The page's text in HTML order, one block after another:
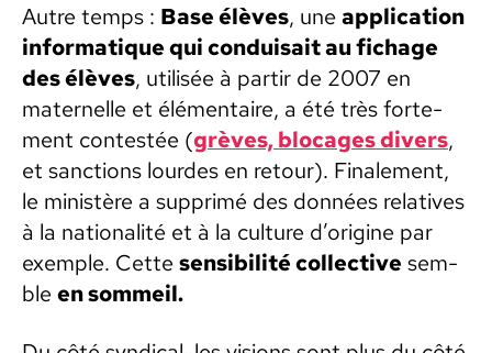
Autre temps : Base élèves, une appli­ca­tion
infor­ma­tique qui con­dui­sait au fichage
des élèves, util­isée à par­tir de 2007 en
mater­nelle et élé­men­taire, a été très forte­
ment con­testée (grèves, blocages divers,
et sanc­tions lour­des en retour). Finale­ment,
le min­istère a sup­primé des don­nées rel­a­tives
à la nation­al­ité et à la cul­ture d’origine par
exem­ple. Cette sen­si­bil­ité col­lec­tive sem­
ble en som­meil.